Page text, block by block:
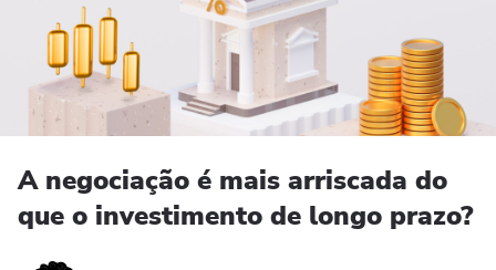
Binomo on Telegram
A negociação é mais arriscada do
que o investimento de longo prazo?